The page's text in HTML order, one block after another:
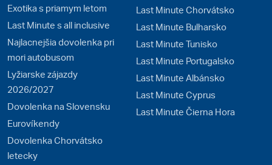
Exotika s priamym letom
Last Minute s all inclusive
Najlacnejšia dovolenka pri
mori autobusom
Lyžiarske zájazdy
2026/2027
Dovolenka na Slovensku
Eurovíkendy
Dovolenka Chorvátsko
letecky
Last Minute Chorvátsko
Last Minute Bulharsko
Last Minute Tunisko
Last Minute Portugalsko
Last Minute Albánsko
Last Minute Cyprus
Last Minute Čierna Hora